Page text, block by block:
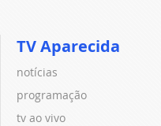
TV Aparecida
notícias
programação
tv ao vivo